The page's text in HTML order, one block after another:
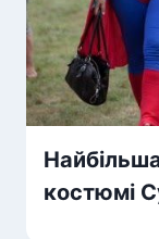
костюмі